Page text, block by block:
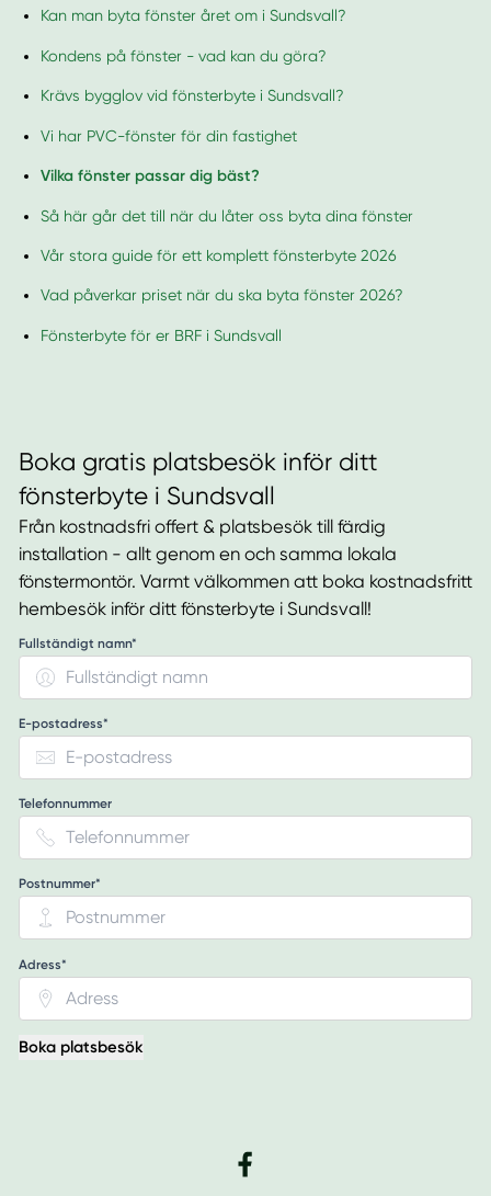
Kan man byta fönster året om i Sundsvall?
Kondens på fönster - vad kan du göra?
Krävs bygglov vid fönsterbyte i Sundsvall?
Vi har PVC-fönster för din fastighet
Vilka fönster passar dig bäst?
Så här går det till när du låter oss byta dina fönster
Vår stora guide för ett komplett fönsterbyte 2026
Vad påverkar priset när du ska byta fönster 2026?
Fönsterbyte för er BRF i Sundsvall
Boka gratis platsbesök inför ditt
fönsterbyte i Sundsvall
Från kostnadsfri offert & platsbesök till färdig
installation - allt genom en och samma lokala
fönstermontör. Varmt välkommen att boka kostnadsfritt
hembesök inför ditt fönsterbyte i Sundsvall!
Fullständigt namn*
E-postadress*
Telefonnummer
Postnummer*
Adress*
Boka platsbesök